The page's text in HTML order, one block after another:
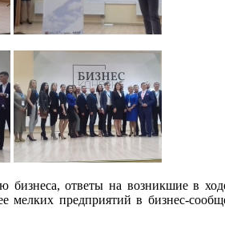
ответы на возникшие в
предприятий в бизнес-